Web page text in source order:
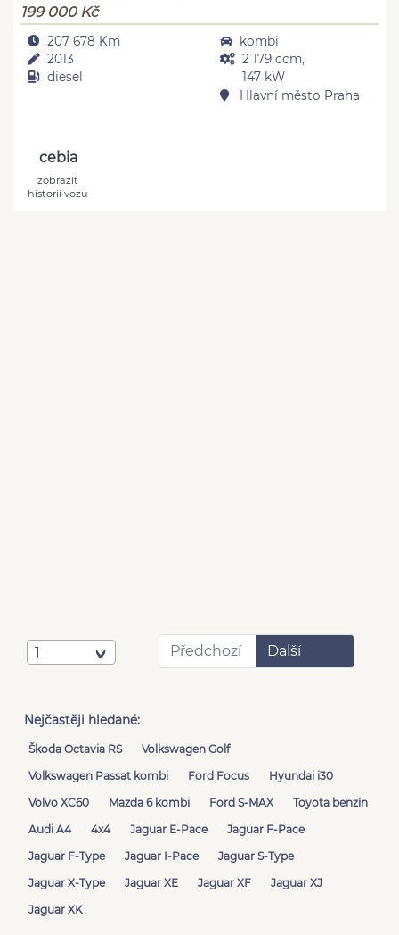
199 000 Kč
207 678 Km
2013
diesel
kombi
2 179 ccm,
147 kW
Hlavní město Praha
cebia
zobrazit
historii vozu
1 Předchozí Další
Nejčastěji hledané:
Škoda Octavia RS
Volkswagen Golf
Volkswagen Passat kombi
Ford Focus
Hyundai i30
Volvo XC60
Mazda 6 kombi Ford S-MAX
Toyota benzín
Audi A4
4x4 Jaguar E-Pace
Jaguar F-Pace
Jaguar F-Type
Jaguar I-Pace
Jaguar S-Type
Jaguar X-Type
Jaguar XE Jaguar XF
Jaguar XJ
Jaguar XK